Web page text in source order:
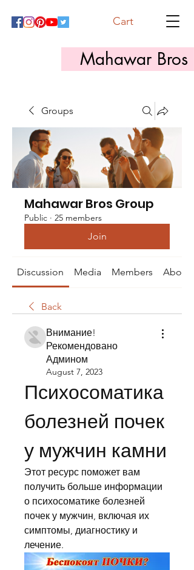
Mahawar Bros
Cart
Groups
Mahawar Bros Group
Public · 25 members
Join
Discussion Media Members About
Back
Внимание!
Рекомендовано
Админом
August 7, 2023
Психосоматика
болезней почек
у мужчин камни
Этот ресурс поможет вам
получить больше информации
о психосоматике болезней
почек у мужчин, включая их
симптомы, диагностику и
лечение.